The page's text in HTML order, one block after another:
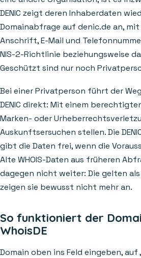
DENIC zeigt deren Inhaberdaten
Domainabfrage auf denic.de an,
Anschrift, E-Mail und
NIS-2-Richtlinie beziehungsweise
Geschützt sind nur noch
Bei einer Privatperson führt der
DENIC direkt: Mit einem
Marken- oder
Auskunftsersuchen stellen. Die
gibt die Daten frei, wenn die
Alte WHOIS-Daten aus früheren
dagegen nicht weiter: Die gelten
zeigen sie bewusst nicht mehr an.
So funktioniert der
WhoisDE
Domain oben ins Feld eingeben,